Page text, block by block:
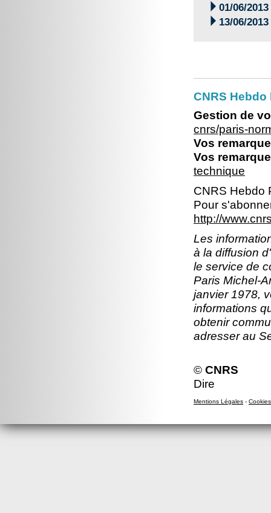
 01/06/2013
 13/06/2013
CNRS
Gestion de
cnrs/paris-
Vos
Vos
technique
CNRS Hebdo
Pour
http://
Les
à la diffusion
le service de
Paris Michel-
janvier 1978,
informations
obtenir
adresser au
© CNRS
Dire
Mentions Légales - Cookies